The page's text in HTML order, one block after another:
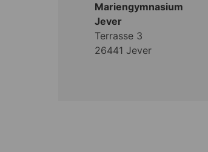
Mariengymnasium
Jever
Terrasse 3
26441 Jever